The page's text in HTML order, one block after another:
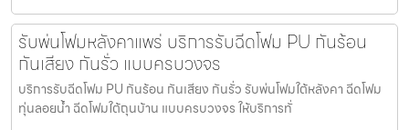
รับพ่นโฟมหลังคาแพร่ บริการรับฉีดโฟม PU กันร้อน
กันเสียง กันรั่ว แบบครบวงจร
บริการรับฉีดโฟม PU กันร้อน กันเสียง กันรั่ว รับพ่นโฟมใต้หลังคา ฉีดโฟม
ทุ่นลอยน้ำ ฉีดโฟมใต้ถุนบ้าน แบบครบวงจร ให้บริการทั่